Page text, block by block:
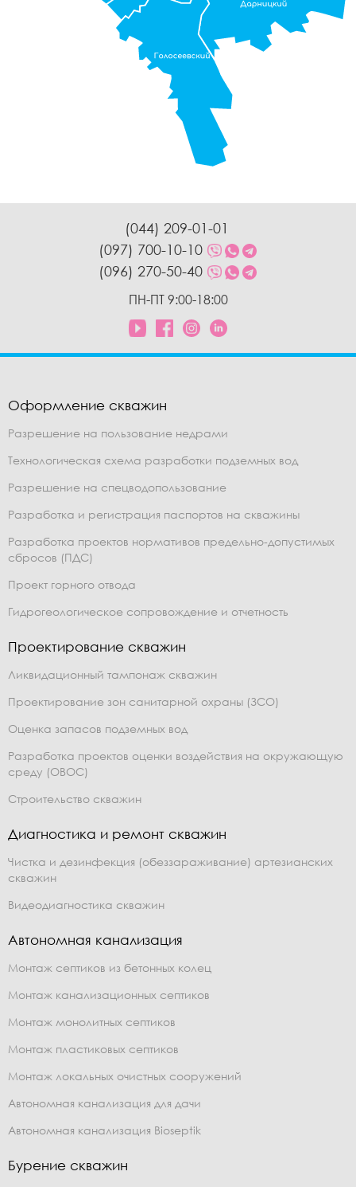
(044) 209-01-01
(097) 700-10-10
(096) 270-50-40
ПН-ПТ 9:00-18:00
Оформление скважин
Разрешение на пользование недрами
Технологическая схема разработки подземных вод
Разрешение на спецводопользование
Разработка и регистрация паспортов на скважины
Разработка проектов нормативов предельно-допустимых
сбросов (ПДС)
Проект горного отвода
Гидрогеологическое сопровождение и отчетность
Проектирование скважин
Ликвидационный тампонаж скважин
Проектирование зон санитарной охраны (ЗСО)
Оценка запасов подземных вод
Разработка проектов оценки воздействия на окружающую
среду (ОВОС)
Строительство скважин
Диагностика и ремонт скважин
Чистка и дезинфекция (обеззараживание) артезианских
скважин
Видеодиагностика скважин
Автономная канализация
Монтаж септиков из бетонных колец
Монтаж канализационных септиков
Монтаж монолитных септиков
Монтаж пластиковых септиков
Монтаж локальных очистных сооружений
Автономная канализация для дачи
Автономная канализация Bioseptik
Бурение скважин